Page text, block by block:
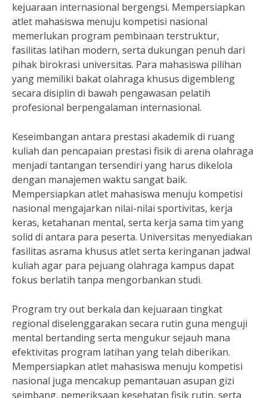
kejuaraan internasional bergengsi. Mempersiapkan
atlet mahasiswa menuju kompetisi nasional
memerlukan program pembinaan terstruktur,
fasilitas latihan modern, serta dukungan penuh dari
pihak birokrasi universitas. Para mahasiswa pilihan
yang memiliki bakat olahraga khusus digembleng
secara disiplin di bawah pengawasan pelatih
profesional berpengalaman internasional.
Keseimbangan antara prestasi akademik di ruang
kuliah dan pencapaian prestasi fisik di arena olahraga
menjadi tantangan tersendiri yang harus dikelola
dengan manajemen waktu sangat baik.
Mempersiapkan atlet mahasiswa menuju kompetisi
nasional mengajarkan nilai-nilai sportivitas, kerja
keras, ketahanan mental, serta kerja sama tim yang
solid di antara para peserta. Universitas menyediakan
fasilitas asrama khusus atlet serta keringanan jadwal
kuliah agar para pejuang olahraga kampus dapat
fokus berlatih tanpa mengorbankan studi.
Program try out berkala dan kejuaraan tingkat
regional diselenggarakan secara rutin guna menguji
mental bertanding serta mengukur sejauh mana
efektivitas program latihan yang telah diberikan.
Mempersiapkan atlet mahasiswa menuju kompetisi
nasional juga mencakup pemantauan asupan gizi
seimbang, pemeriksaan kesehatan fisik rutin, serta